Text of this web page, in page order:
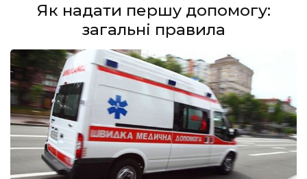
Як надати першу допомогу:
загальні правила